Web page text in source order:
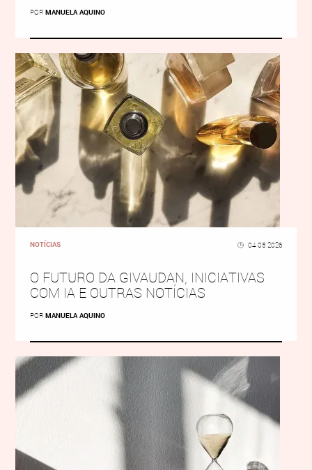
POR MANUELA AQUINO
NOTÍCIAS 04 05 2026
O FUTURO DA GIVAUDAN, INICIATIVAS
COM IA E OUTRAS NOTÍCIAS
POR MANUELA AQUINO